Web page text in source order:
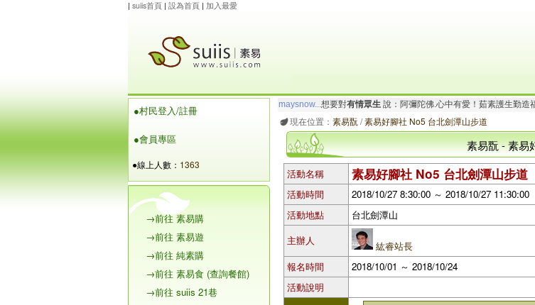
| suiis首頁| 設為首頁| 加入最愛
●村民登入/註冊
●會員專區
●線上人數： 1363
→前往 素易購
→前往 素易遊
→前往 純素購
→前往 素易食 (查詢餐館)
→前往 suiis 21巷
maysnow...想要對有情眾生 說：阿彌陀佛.心中有愛！茹素護生勤造
玲瓏虹想要對 有情眾生說：阿彌陀佛.心寬念純！時時心有法喜.念念
現在位置： 素易翫 /素易好腳社 No5 台北劍潭山步道
素易翫 - 素易
活動名稱 素易好腳社 No5 台北劍潭山步道
活動時間
2018/10/27 8:30:00 ～ 2018/10/27 11:30:00
活動地點
台北劍潭山
主辦人
紘睿站長
報名時間
2018/10/01 ～ 2018/10/24
活動說明